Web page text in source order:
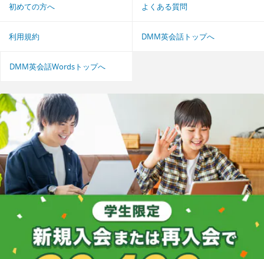
初めての方へ よくある質問
利用規約 DMM英会話トップへ
DMM英会話Wordsトップへ